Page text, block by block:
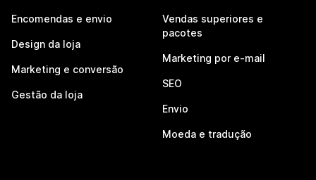
Encomendas e envio
Design da loja
Marketing e conversão
Gestão da loja
Vendas superiores e
pacotes
Marketing por e-mail
SEO
Envio
Moeda e tradução